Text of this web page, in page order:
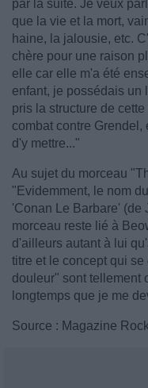
par la suite. Je veux
que la vie et la mort,
haine, la jalousie, etc.
chère pour une raison
elle car elle m'a été
enfant, je possédais un
pris la structure de
combat contre
d'y mettre..."
Au sujet du morceau
"Evidemment, le nom
'Conan Le Barbare' (de
morceau reste lié à
d'ailleurs autant à lui
titre et le concept qui
douleur" sont tellement
longtemps que je me
Source : Magazine